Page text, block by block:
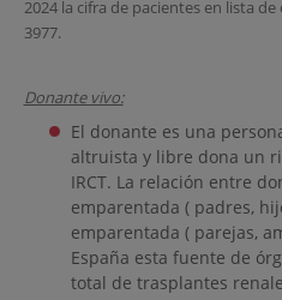
2024 la cifra de pacientes en lista
3977.
Donante vivo:
El donante es una
altruista y libre dona un
IRCT. La relación entre
emparentada ( padres,
emparentada ( parejas,
España esta fuente de
total de trasplantes